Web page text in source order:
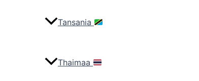
Tansania
Thaimaa